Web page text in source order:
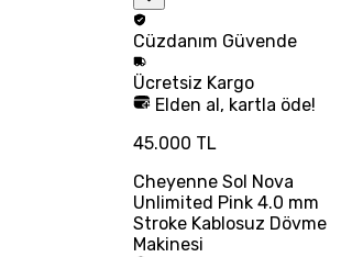
Cüzdanım Güvende
Ücretsiz Kargo
Elden al, kartla öde!
45.000 TL
Cheyenne Sol Nova
Unlimited Pink 4.0 mm
Stroke Kablosuz Dövme
Makinesi